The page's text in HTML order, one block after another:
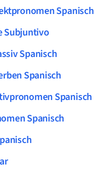
Spanisch
Subjuntivo
Spanisch
Spanisch
Spanisch
Spanisch